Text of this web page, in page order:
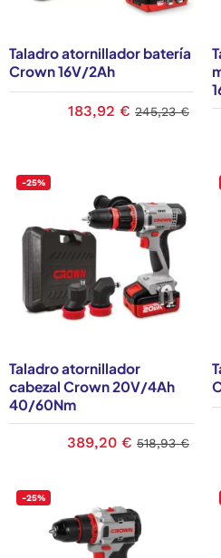
llave) o la capacidad de
equipo de expertos está listo
con la tranquilidad de saber
hay profesionales reales del
Taladro atornillador batería
Crown 16V/2Ah
183,92 € 245,23 €
-25%
Taladro atornillador
cabezal Crown 20V/4Ah
40/60Nm
389,20 € 518,93 €
-25%